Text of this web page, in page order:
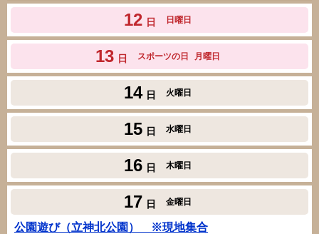
12 日 日曜日
13 日 スポーツの日 月曜日
14 日 火曜日
15 日 水曜日
16 日 木曜日
17 日 金曜日
公園遊び（立神北公園） ※現地集合